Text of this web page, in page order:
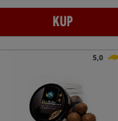
KUP
5,0